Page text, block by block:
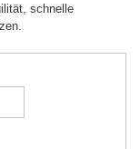
schnelle